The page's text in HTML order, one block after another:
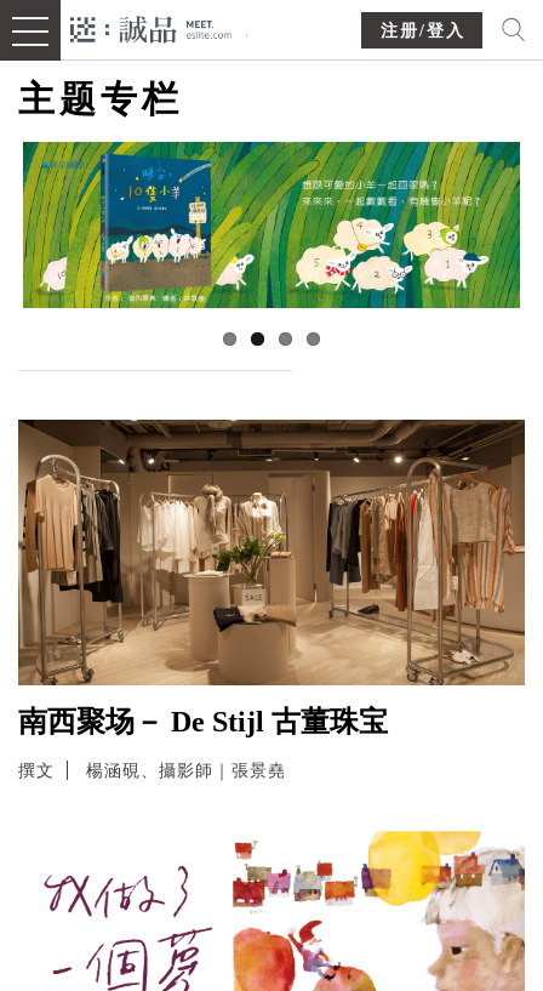
注册/登入
主题专栏
南西聚场－ De Stijl 古董珠宝
撰文 楊涵硯、攝影師｜張景堯